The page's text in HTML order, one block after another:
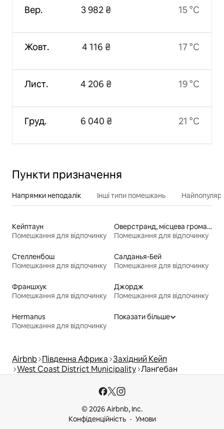
Вер.
Жовт.
Лист.
Груд.
3 982 ₴
4 116 ₴
4 206 ₴
6 040 ₴
15 °C
17 °C
19 °C
21 °C
Пункти призначення
Напрямки неподалік Інші типи помешкань
Кейптаун
Помешкання для відпочинку
Оверстранд, місцева громада
Помешкання для відпочинку
Стелленбош
Помешкання для відпочинку
Салданья-Бей
Помешкання для відпочинку
Франшхук
Помешкання для відпочинку
Джордж
Помешкання для відпочинку
Hermanus
Помешкання для відпочинку
Показати більше
Airbnb Південна Африка Західний Кейп
West Coast District Municipality Ланґебан
© 2026 Airbnb, Inc.
Конфіденційність
Умови